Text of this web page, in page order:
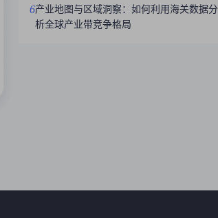
6产业地图与区域洞察：如何利用海关数据分
析全球产业带竞争格局